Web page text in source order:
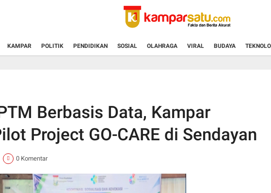
KAMPAR POLITIK PENDIDIKAN SOSIAL OLAHRAGA VIRAL BUDAYA
Berbasis Data, Kampar
Project GO-CARE di Sendayan
0 Komentar